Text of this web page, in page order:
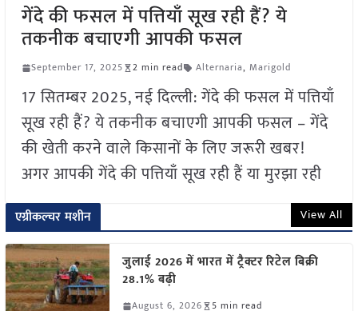
गेंदे की फसल में पत्तियाँ सूख रही हैं? ये
तकनीक बचाएगी आपकी फसल
September 17, 2025 2 min read Alternaria, Marigold
17 सितम्बर 2025, नई दिल्ली: गेंदे की फसल में पत्तियाँ
सूख रही हैं? ये तकनीक बचाएगी आपकी फसल – गेंदे
की खेती करने वाले किसानों के लिए जरूरी खबर!
अगर आपकी गेंदे की पत्तियाँ सूख रही हैं या मुरझा रही
एग्रीकल्चर मशीन View All
जुलाई 2026 में भारत में ट्रैक्टर रिटेल बिक्री
28.1% बढ़ी
August 6, 2026 5 min read